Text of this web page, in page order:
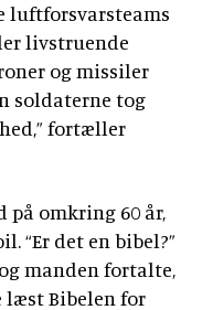
luftforsvarsteams
livstruende
og missiler
soldaterne tog
fortæller
på omkring 60 år,
“Er det en bibel?”
manden fortalte,
læst Bibelen for